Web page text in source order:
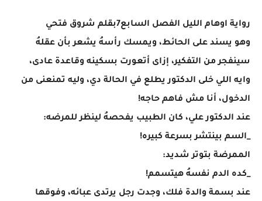
رواية اوهام الليل الفصل السابع7بقلم شروق فتحي
وهو يسند على الحائط، ويمسك رأسهُ يشعر بأن عقلهُ
سينفجر من التفكير، إزاى أتعورت بسكينه وقاعدة عادى،
وايه اللي خلى الدكتور يطلع في الحالة دي، وليه تمنعنى من
الدخول، أنا مش فاهم حاجه!
عند الدكتور علي، كان الطبيب يفحصهُ لينظر للمرضه:
_السم بينتشر بسرعة كبيره!
الممرضة بتوتر شديد:
_كده الدم نفسهُ هيتسمم!
عند بسمة والدة فلك، وجدت رجل يرتدى عبائه، وفوقها